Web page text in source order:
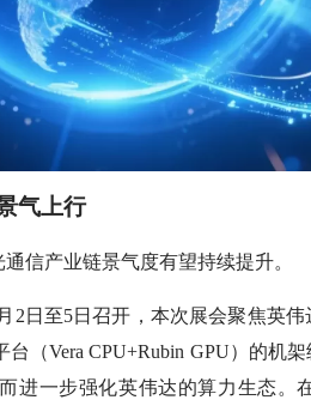
气上行
信产业链景气度有望持续提升。
2日至5日召开，本次展会聚焦英
（Vera CPU+Rubin GPU）的机
进一步强化英伟达的算力生态。